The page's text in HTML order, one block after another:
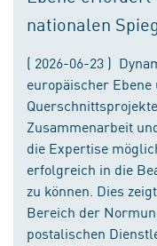
nationalen
( 2026-06-23 )
europäischer
Zusammenarbeit
die Expertise
erfolgreich in die
zu können. Dies
Bereich der
postalischen